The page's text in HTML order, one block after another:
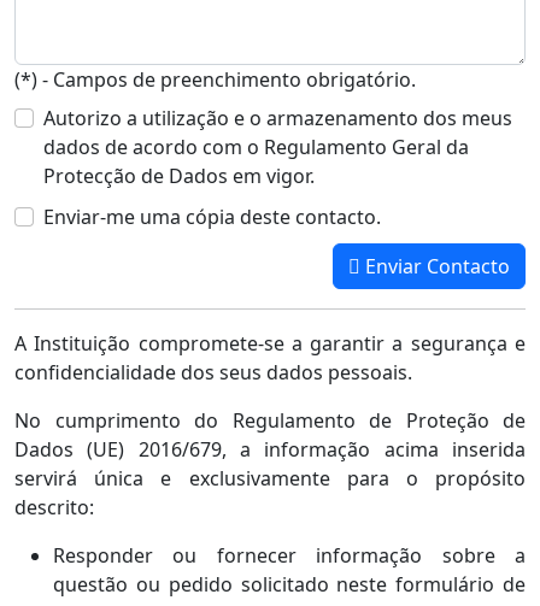
(*) - Campos de preenchimento obrigatório.
Autorizo a utilização e o armazenamento dos meus
dados de acordo com o Regulamento Geral da
Protecção de Dados em vigor.
Enviar-me uma cópia deste contacto.
Enviar Contacto
A Instituição compromete-se a garantir a segurança e
confidencialidade dos seus dados pessoais.
No cumprimento do Regulamento de Proteção de
Dados (UE) 2016/679, a informação acima inserida
servirá única e exclusivamente para o propósito
descrito:
Responder ou fornecer informação sobre a
questão ou pedido solicitado neste formulário de